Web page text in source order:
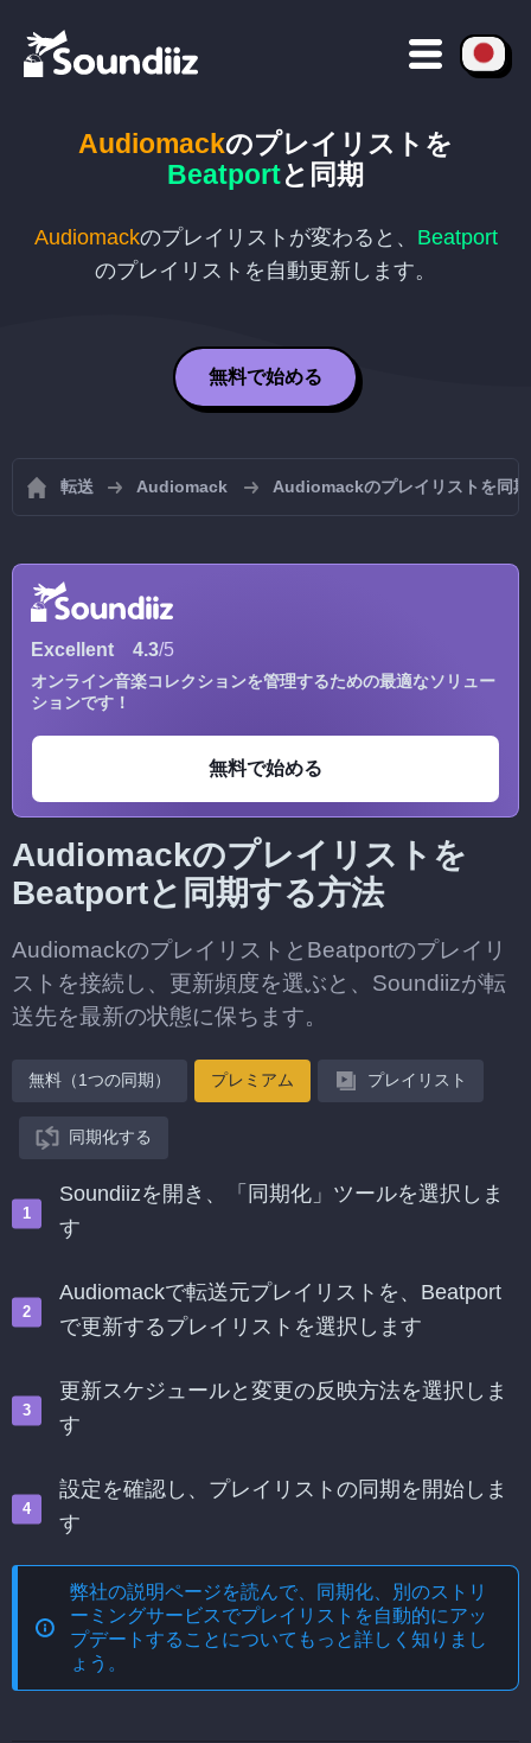
Audiomackのプレイリストを
Beatportと同期
Audiomackのプレイリストが変わると、 Beatport
のプレイリストを自動更新します。
無料で始める
転送 Audiomack Audiomackのプレイリストを同
Excellent 4.3/5
オンライン音楽コレクションを管理するための最適なソリュー
ションです！
無料で始める
Audiomackのプレイリストを
Beatportと同期する方法
AudiomackのプレイリストとBeatportのプレイリ
ストを接続し、更新頻度を選ぶと、Soundiizが転
送先を最新の状態に保ちます。
無料（1つの同期） プレミアム プレイリスト
同期化する
Soundiizを開き、「同期化」ツールを選択しま
す
Audiomackで転送元プレイリストを、Beatport
で更新するプレイリストを選択します
更新スケジュールと変更の反映方法を選択しま
す
設定を確認し、プレイリストの同期を開始しま
す
弊社の説明ページを読んで、
同期化、別のストリ
ーミングサービスでプレイリストを自動的にアッ
プデートする ことについてもっと詳しく知りまし
ょう。